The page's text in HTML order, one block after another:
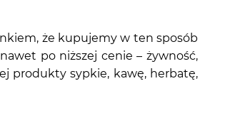
że kupujemy w ten sposób
po niższej cenie – żywność,
produkty sypkie, kawę, herbatę,